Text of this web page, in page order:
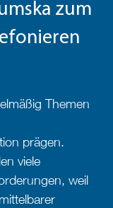
zum
Themen
prägen.
viele
weil